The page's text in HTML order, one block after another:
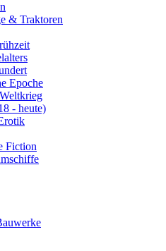
& Traktoren
Epoche
- heute)
Fiction